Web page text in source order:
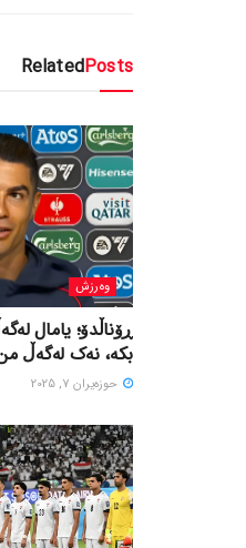
RelatedPosts
وەرزش
ڕۆناڵدۆ؛ یامال
بکە، نەک لەگەڵ
حوزه‌یران 7, 2025